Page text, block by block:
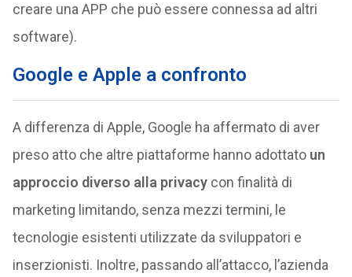
creare una APP che può essere connessa ad altri
software).
Google e Apple a confronto
A differenza di Apple, Google ha affermato di aver
preso atto che altre piattaforme hanno adottato un
approccio diverso alla privacycon finalità di
marketing limitando, senza mezzi termini, le
tecnologie esistenti utilizzate da sviluppatori e
inserzionisti. Inoltre, passando all’attacco, l’azienda